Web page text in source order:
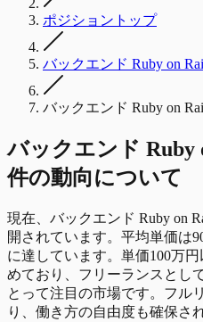
ポジショントップ
バックエンド Ruby on
バックエンド Ruby on
バックエンド Ruby
件の動向について
現在、バックエンド Ruby on
開されています。平均単価は
に達しています。単価100万
めており、フリーランスとし
とって注目の市場です。フル
り、働き方の自由度も確保さ